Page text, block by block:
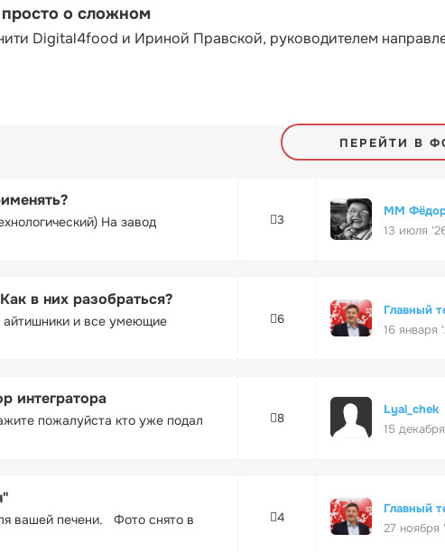
о сложном
Digital4food и Ириной Правской, руководителем
ПЕРЕЙТИ В
На завод
3
ММ
13 июля
в них разобраться?
айтишники и все умеющие
6
Главный
16 января
интегратора
пожалуйста кто уже подал
8
Lyal_chek
15
вашей печени. Фото снято в
4
Главный
27 ноября